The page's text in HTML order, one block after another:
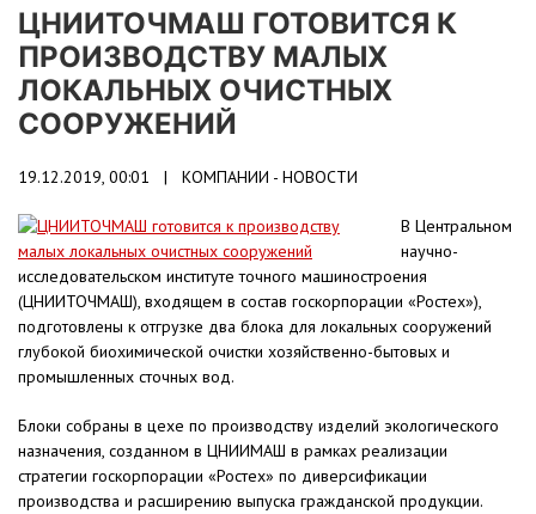
ЦНИИТОЧМАШ ГОТОВИТСЯ К
ПРОИЗВОДСТВУ МАЛЫХ
ЛОКАЛЬНЫХ ОЧИСТНЫХ
СООРУЖЕНИЙ
19.12.2019, 00:01 | КОМПАНИИ - НОВОСТИ
В Центральном
научно-
исследовательском институте точного машиностроения
(ЦНИИТОЧМАШ), входящем в состав госкорпорации «Ростех»),
подготовлены к отгрузке два блока для локальных сооружений
глубокой биохимической очистки хозяйственно-бытовых и
промышленных сточных вод.
Блоки собраны в цехе по производству изделий экологического
назначения, созданном в ЦНИИМАШ в рамках реализации
стратегии госкорпорации «Ростех» по диверсификации
производства и расширению выпуска гражданской продукции.